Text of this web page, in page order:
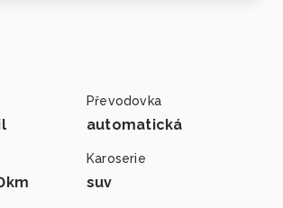
Převodovka
automatická
Karoserie
suv